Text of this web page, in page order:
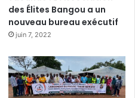
des Élites Bangou a un
nouveau bureau exécutif
juin 7, 2022